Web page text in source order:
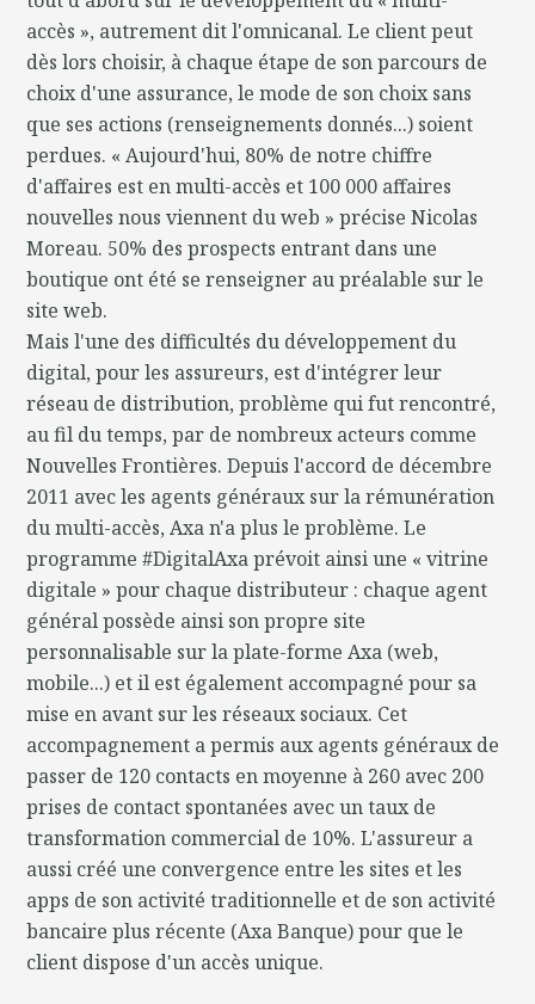
accès », autrement dit l'omnicanal. Le client peut
dès lors choisir, à chaque étape de son parcours de
choix d'une assurance, le mode de son choix sans
que ses actions (renseignements donnés...) soient
perdues. « Aujourd'hui, 80% de notre chiffre
d'affaires est en multi-accès et 100 000 affaires
nouvelles nous viennent du web » précise Nicolas
Moreau. 50% des prospects entrant dans une
boutique ont été se renseigner au préalable sur le
site web.
Mais l'une des difficultés du développement du
digital, pour les assureurs, est d'intégrer leur
réseau de distribution, problème qui fut rencontré,
au fil du temps, par de nombreux acteurs comme
Nouvelles Frontières. Depuis l'accord de décembre
2011 avec les agents généraux sur la rémunération
du multi-accès, Axa n'a plus le problème. Le
programme #DigitalAxa prévoit ainsi une « vitrine
digitale » pour chaque distributeur : chaque agent
général possède ainsi son propre site
personnalisable sur la plate-forme Axa (web,
mobile...) et il est également accompagné pour sa
mise en avant sur les réseaux sociaux. Cet
accompagnement a permis aux agents généraux de
passer de 120 contacts en moyenne à 260 avec 200
prises de contact spontanées avec un taux de
transformation commercial de 10%. L'assureur a
aussi créé une convergence entre les sites et les
apps de son activité traditionnelle et de son activité
bancaire plus récente (Axa Banque) pour que le
client dispose d'un accès unique.